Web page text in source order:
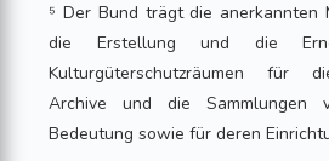
⁵ Der Bund trägt die anerkannten
die Erstellung und die
Kulturgüterschutzräumen für
Archive und die Sammlungen
Bedeutung sowie für deren